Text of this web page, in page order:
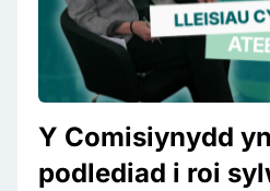
Y Comisiynydd
podlediad i roi